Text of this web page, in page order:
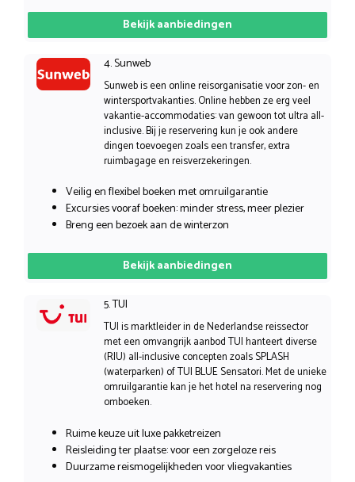
Bekijk aanbiedingen
4. Sunweb
Sunweb is een online reisorganisatie voor zon- en
wintersportvakanties. Online hebben ze erg veel
vakantie-accommodaties: van gewoon tot ultra all-
inclusive. Bij je reservering kun je ook andere
dingen toevoegen zoals een transfer, extra
ruimbagage en reisverzekeringen.
Veilig en flexibel boeken met omruilgarantie
Excursies vooraf boeken: minder stress, meer plezier
Breng een bezoek aan de winterzon
Bekijk aanbiedingen
5. TUI
TUI is marktleider in de Nederlandse reissector
met een omvangrijk aanbod TUI hanteert diverse
(RIU) all-inclusive concepten zoals SPLASH
(waterparken) of TUI BLUE Sensatori. Met de unieke
omruilgarantie kan je het hotel na reservering nog
omboeken.
Ruime keuze uit luxe pakketreizen
Reisleiding ter plaatse: voor een zorgeloze reis
Duurzame reismogelijkheden voor vliegvakanties